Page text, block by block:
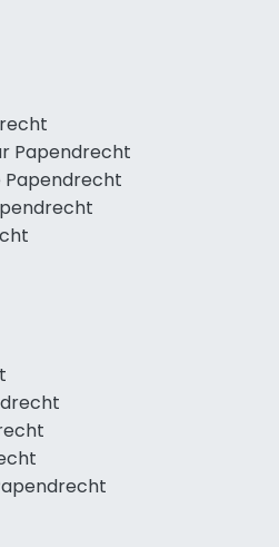
Papendrecht
Papendrecht